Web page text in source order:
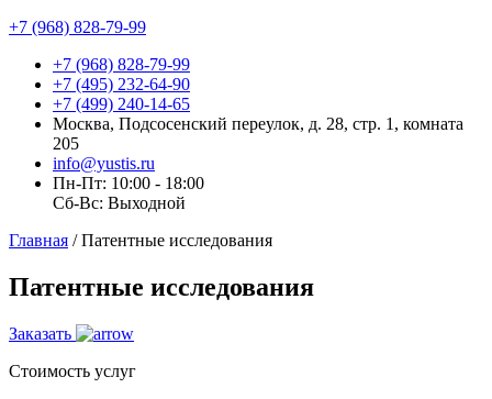
+7 (968) 828-79-99
+7 (968) 828-79-99
+7 (495) 232-64-90
+7 (499) 240-14-65
Москва, Подсосенский переулок, д. 28, стр. 1, комната
205
info@yustis.ru
Пн-Пт: 10:00 - 18:00
Сб-Вс: Выходной
Главная /Патентные исследования
Патентные исследования
Заказать
Стоимость услуг